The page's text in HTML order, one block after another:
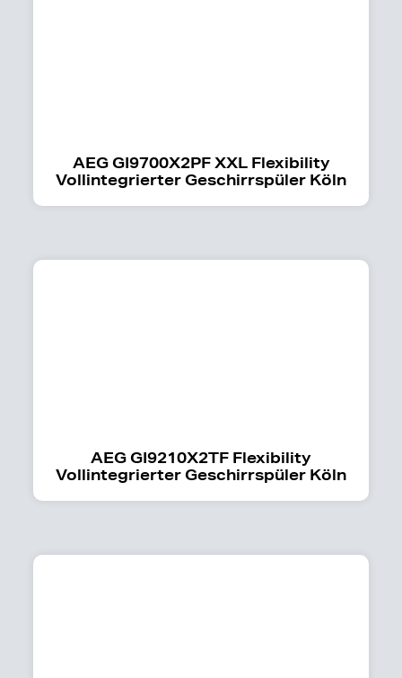
AEG GI9700X2PF XXL Flexibility
Vollintegrierter Geschirrspüler Köln
AEG GI9210X2TF Flexibility
Vollintegrierter Geschirrspüler Köln